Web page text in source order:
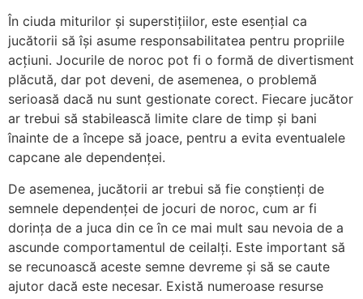
În ciuda miturilor și superstițiilor, este esențial ca
jucătorii să își asume responsabilitatea pentru propriile
acțiuni. Jocurile de noroc pot fi o formă de divertisment
plăcută, dar pot deveni, de asemenea, o problemă
serioasă dacă nu sunt gestionate corect. Fiecare jucător
ar trebui să stabilească limite clare de timp și bani
înainte de a începe să joace, pentru a evita eventualele
capcane ale dependenței.
De asemenea, jucătorii ar trebui să fie conștienți de
semnele dependenței de jocuri de noroc, cum ar fi
dorința de a juca din ce în ce mai mult sau nevoia de a
ascunde comportamentul de ceilalți. Este important să
se recunoască aceste semne devreme și să se caute
ajutor dacă este necesar. Există numeroase resurse